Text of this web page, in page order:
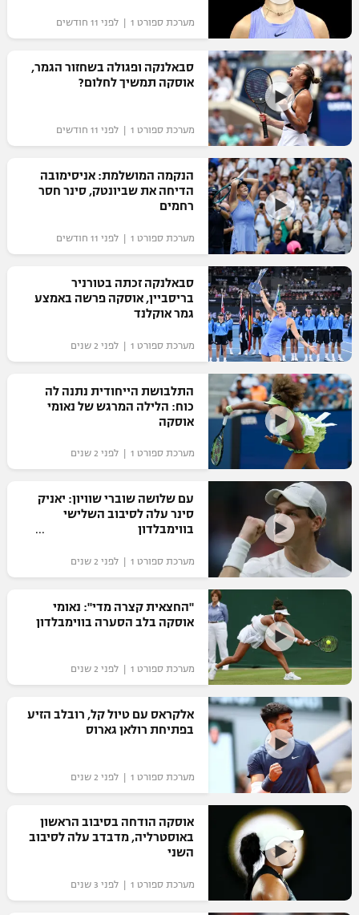
"מחצית בשכונה" – פודקאסט
משתתפים וזוכים בפרסים
תקנון משתתפים וזוכים בפרסים
תקנון עבור פעילות אלקטרה
תקנון עבור פעילות ספורט 1 – "מרלן"
טניס
גיימינג E-Sports
תנאי שימוש
מדיניות פרטיות
תקנון פעילות ספורט 1
רשיון להקרנה פומבית לבית עסק
הצטרפות לחבילת הערוצים
לוח דרושים – ג'ובנט
תגיות
המגזין
אופניים
ספורט מוטורי
כדורמים
פוטבול אמריקאי NFL
בייסבול MLB
ספורט אתגרי ואקסטרים
אומנויות לחימה
גיימינג E-Sports
מערכת ספורט 1 | לפני 11 חודשים
סבאלנקה ופגולה בשחזור הגמר,
אוסקה תמשיך לחלום?
מערכת ספורט 1 | לפני 11 חודשים
הנקמה המושלמת: אניסימובה
הדיחה את שביונטק, סינר חסר
רחמים
מערכת ספורט 1 | לפני 11 חודשים
סבאלנקה זכתה בטורניר
בריסביין, אוסקה פרשה באמצע
גמר אוקלנד
מערכת ספורט 1 | לפני 2 שנים
התלבושת הייחודית נתנה לה
כוח: הלילה המרגש של נאומי
אוסקה
מערכת ספורט 1 | לפני 2 שנים
עם שלושה שוברי שוויון: יאניק
סינר עלה לסיבוב השלישי
בווימבלדון
מערכת ספורט 1 | לפני 2 שנים
"החצאית קצרה מדי": נאומי
אוסקה בלב הסערה בווימבלדון
מערכת ספורט 1 | לפני 2 שנים
אלקראס עם טיול קל, רובלב הזיע
בפתיחת רולאן גארוס
מערכת ספורט 1 | לפני 2 שנים
אוסקה הודחה בסיבוב הראשון
באוסטרליה, מדבדב עלה לסיבוב
השני
מערכת ספורט 1 | לפני 3 שנים